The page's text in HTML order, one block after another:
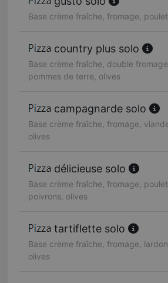
Base crème fraîche, fromage,
country plus solo
Base crème fraîche, double
pommes de terre, olives
campagnarde solo
Base crème fraîche, fromage,
olives
délicieuse solo
Base crème fraîche, fromage,
poivrons, olives
tartiflette solo
Base crème fraîche, fromage,
olives